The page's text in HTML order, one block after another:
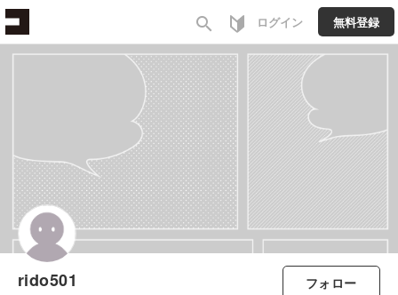
search ログイン 無料登録
rido501 フォロー